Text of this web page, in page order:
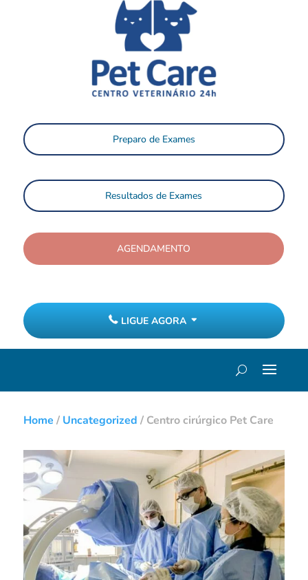
Preparo de Exames
Resultados de Exames
AGENDAMENTO
LIGUE AGORA
Home / Uncategorized / Centro cirúrgico Pet Care